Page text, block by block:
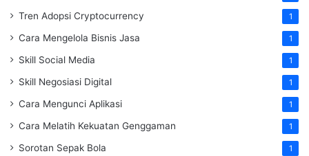
Tren Adopsi Cryptocurrency 1
Cara Mengelola Bisnis Jasa 1
Skill Social Media 1
Skill Negosiasi Digital 1
Cara Mengunci Aplikasi 1
Cara Melatih Kekuatan Genggaman 1
Sorotan Sepak Bola 1